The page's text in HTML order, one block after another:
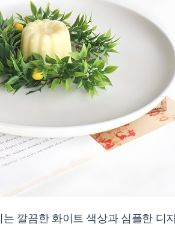
깔끔한 화이트 색상과 심플한 디